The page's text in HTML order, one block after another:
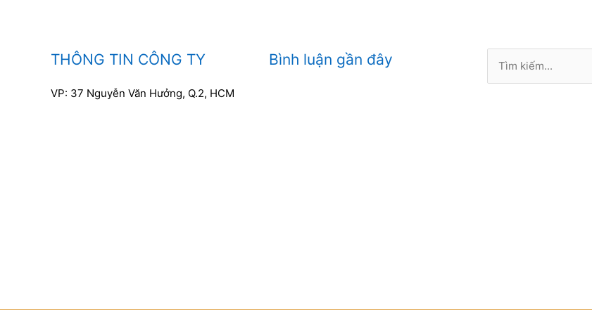
THÔNG TIN CÔNG TY
VP: 37 Nguyễn Văn Hưởng, Q.2, HCM
Bình luận gần đây
kiếm: